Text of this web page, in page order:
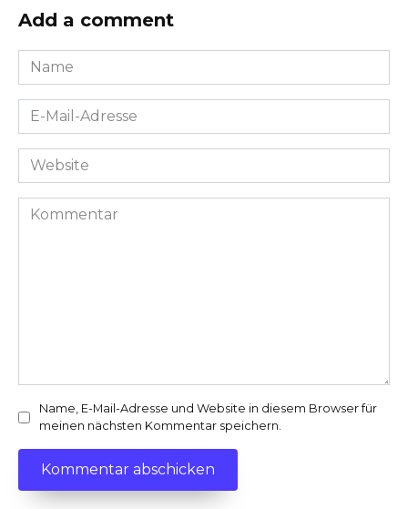
Add a comment
Name
*
E-
Mail-
Adresse
Website
Kommentar
Name, E-Mail-Adresse und Website in diesem Browser für
meinen nächsten Kommentar speichern.